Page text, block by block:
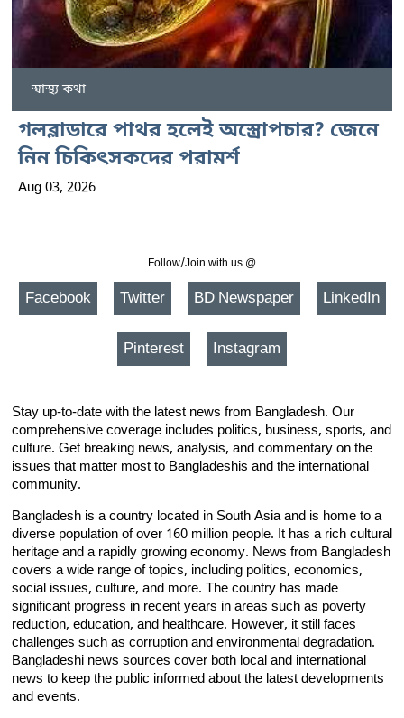
স্বাস্থ্য কথা
গলব্লাডারে পাথর হলেই অস্ত্রোপচার? জেনে
নিন চিকিৎসকদের পরামর্শ
Aug 03, 2026
Follow/Join with us @
Facebook Twitter BD Newspaper LinkedIn
Pinterest Instagram
Stay up-to-date with the latest news from Bangladesh. Our
comprehensive coverage includes politics, business, sports, and
culture. Get breaking news, analysis, and commentary on the
issues that matter most to Bangladeshis and the international
community.
Bangladesh is a country located in South Asia and is home to a
diverse population of over 160 million people. It has a rich cultural
heritage and a rapidly growing economy. News from Bangladesh
covers a wide range of topics, including politics, economics,
social issues, culture, and more. The country has made
significant progress in recent years in areas such as poverty
reduction, education, and healthcare. However, it still faces
challenges such as corruption and environmental degradation.
Bangladeshi news sources cover both local and international
news to keep the public informed about the latest developments
and events.